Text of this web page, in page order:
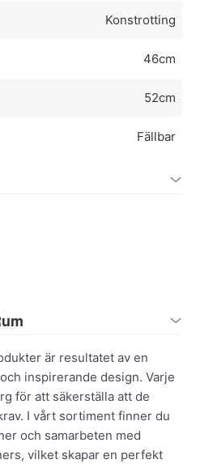
Konstrotting
46cm
52cm
Fällbar
är resultatet av en
inspirerande design. Varje
för att säkerställa att de
I vårt sortiment finner du
och samarbeten med
vilket skapar en perfekt